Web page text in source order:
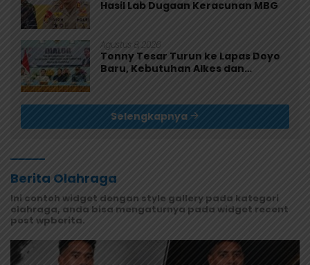
Hasil Lab Dugaan Keracunan MBG
Agustus 8, 2026
Tonny Tesar Turun ke Lapas Doyo
Baru, Kebutuhan Alkes dan
Selengkapnya
Berita Olahraga
Ini contoh widget dengan style gallery pada kategori
olahraga, anda bisa mengaturnya pada widget recent
post wpberita.